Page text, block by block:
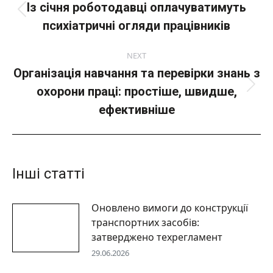
Попередній
пост:
Із січня роботодавці оплачуватимуть
психіатричні огляди працівників
NEXT
Next
post:
Організація навчання та перевірки знань з
охорони праці: простіше, швидше,
ефективніше
Інші статті
Оновлено вимоги до конструкції
транспортних засобів:
затверджено техрегламент
29.06.2026